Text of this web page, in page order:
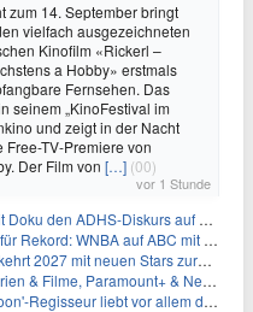
zum 14. September bringt
vielfach ausgezeichneten
Kinofilm «Rickerl –
a Hobby» erstmals
Fernsehen. Das
seinem „KinoFestival im
und zeigt in der Nacht
TV-Premiere von
Der Film von […] (00)
vor 1 Stunde
den ADHS-Diskurs auf den Prüfstand
WNBA auf ABC mit 2,5 Millionen Zuschauern
2027 mit neuen Stars zurück
Paramount+ & Netflix für 19,99€/Monat
liebt vor allem die 'Banalität' in seinen Filmen